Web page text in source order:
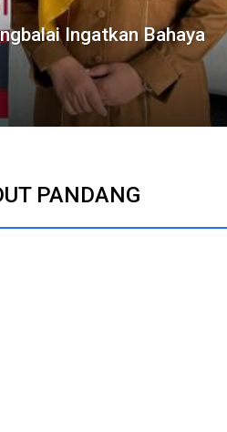
Ingatkan Bahaya
PANDANG